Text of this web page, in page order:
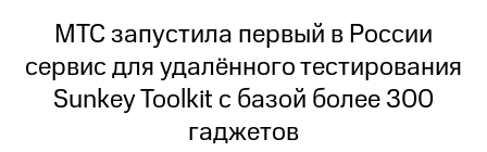
История
компании
Руководство
Пресс-
релизы
МТС
о технологиях
МТС запустила первый в России
сервис для удалённого тестирования
Sunkey Toolkit с базой более 300
гаджетов